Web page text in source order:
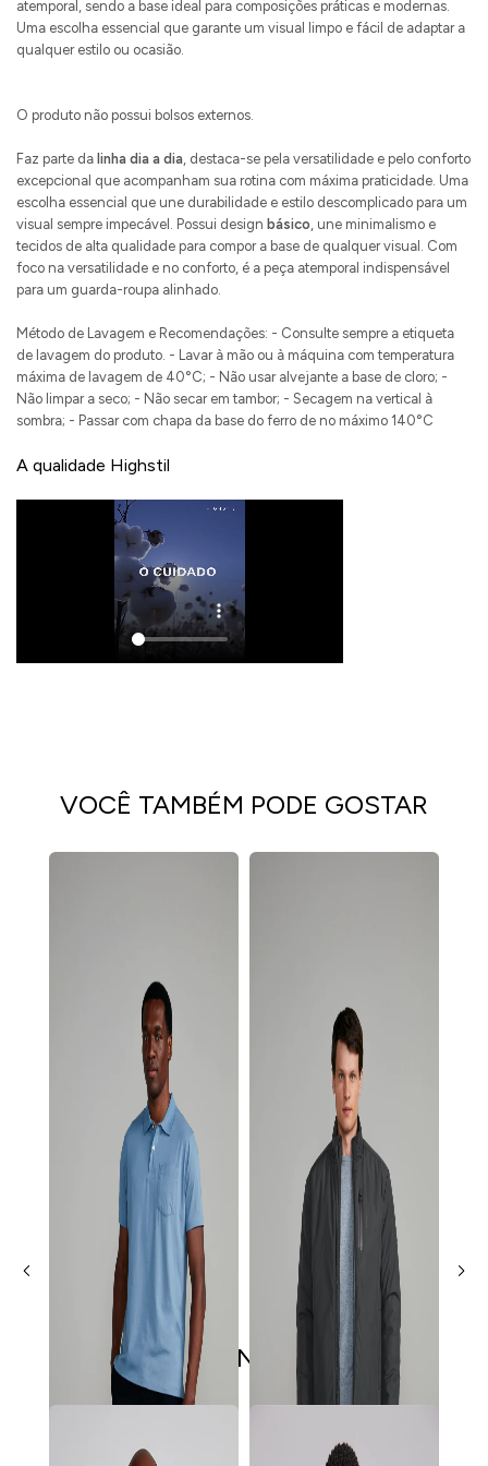
atemporal, sendo a base ideal para composições práticas e modernas.
Uma escolha essencial que garante um visual limpo e fácil de adaptar a
qualquer estilo ou ocasião.
O produto não possui bolsos externos.
Faz parte da linha dia a dia , destaca-se pela versatilidade e pelo conforto
excepcional que acompanham sua rotina com máxima praticidade. Uma
escolha essencial que une durabilidade e estilo descomplicado para um
visual sempre impecável. Possui design básico , une minimalismo e
tecidos de alta qualidade para compor a base de qualquer visual. Com
foco na versatilidade e no conforto, é a peça atemporal indispensável
para um guarda-roupa alinhado.
Método de Lavagem e Recomendações: - Consulte sempre a etiqueta
de lavagem do produto. - Lavar à mão ou à máquina com temperatura
máxima de lavagem de 40°C; - Não usar alvejante a base de cloro; -
Não limpar a seco; - Não secar em tambor; - Secagem na vertical à
sombra; - Passar com chapa da base do ferro de no máximo 140°C
A qualidade Highstil
VOCÊ TAMBÉM PODE GOSTAR
ÚLTIMOS LANÇAMENTOS